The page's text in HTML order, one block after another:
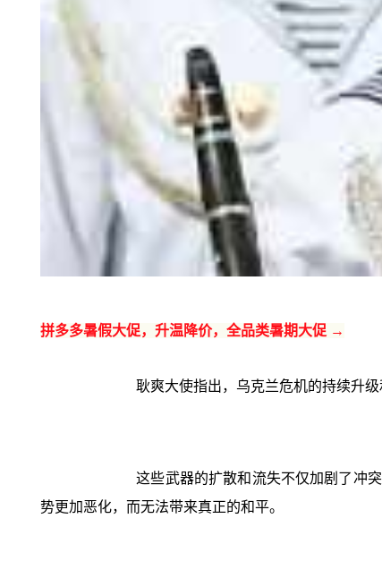
拼多多暑假大促，升温降价，全品类暑期大促 →
耿爽大使指出，乌克兰危机的持续升
这些武器的扩散和流失不仅加剧了冲
势更加恶化，而无法带来真正的和平。